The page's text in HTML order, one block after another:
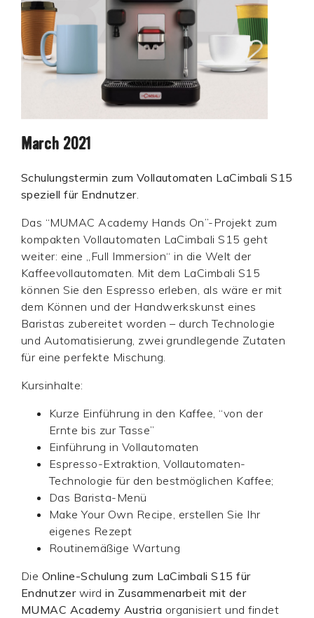
March 2021
Schulungstermin zum Vollautomaten LaCimbali S15
speziell für Endnutzer.
Das “MUMAC Academy Hands On”-Projekt zum
kompakten Vollautomaten LaCimbali S15 geht
weiter: eine „Full Immersion“ in die Welt der
Kaffeevollautomaten. Mit dem LaCimbali S15
können Sie den Espresso erleben, als wäre er mit
dem Können und der Handwerkskunst eines
Baristas zubereitet worden – durch Technologie
und Automatisierung, zwei grundlegende Zutaten
für eine perfekte Mischung.
Kursinhalte:
Kurze Einführung in den Kaffee, “von der
Ernte bis zur Tasse”
Einführung in Vollautomaten
Espresso-Extraktion, Vollautomaten-
Technologie für den bestmöglichen Kaffee;
Das Barista-Menü
Make Your Own Recipe, erstellen Sie Ihr
eigenes Rezept
Routinemäßige Wartung
Die Online-Schulung zum LaCimbali S15 für
Endnutzerwirdin Zusammenarbeit mit der
MUMAC Academy Austria organisiert und findet